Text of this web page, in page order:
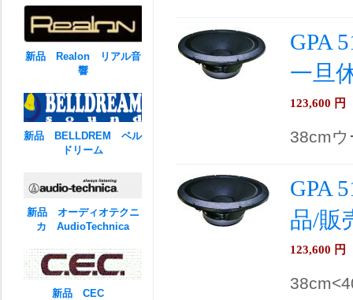
GPA
一旦
123,600 円
38cm
GPA
品/販
123,600 円
新品 Realon リアル音
響
新品 BELLDREM ベル
ドリーム
新品 オーディオテクニ
カ AudioTechnica
新品 CEC